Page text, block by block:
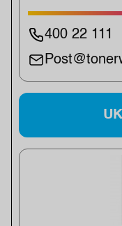
400 22 111